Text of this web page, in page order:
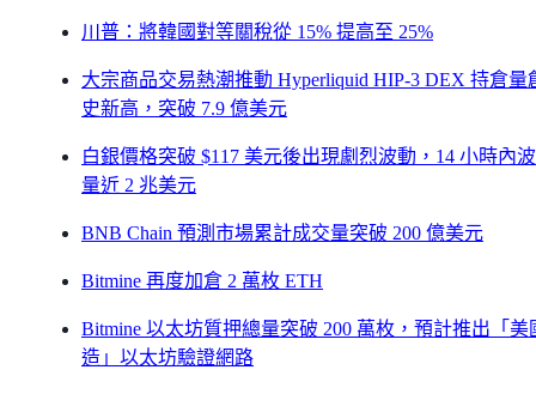
川普：將韓國對等關稅從 15% 提高至 25%
大宗商品交易熱潮推動 Hyperliquid HIP-3 DEX 持倉量
史新高，突破 7.9 億美元
白銀價格突破 $117 美元後出現劇烈波動，14 小時內
量近 2 兆美元
BNB Chain 預測市場累計成交量突破 200 億美元
Bitmine 再度加倉 2 萬枚 ETH
Bitmine 以太坊質押總量突破 200 萬枚，預計推出「美
造」以太坊驗證網路